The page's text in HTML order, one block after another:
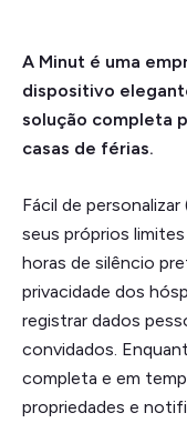
A Minut é uma
dispositivo
solução completa
casas de férias.
Fácil de
seus próprios
horas de silêncio
privacidade dos
registrar dados
convidados.
completa e em
propriedades e